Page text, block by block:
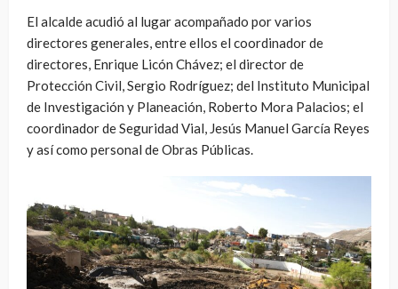
El alcalde acudió al lugar acompañado por varios
directores generales, entre ellos el coordinador de
directores, Enrique Licón Chávez; el director de
Protección Civil, Sergio Rodríguez; del Instituto Municipal
de Investigación y Planeación, Roberto Mora Palacios; el
coordinador de Seguridad Vial, Jesús Manuel García Reyes
y así como personal de Obras Públicas.